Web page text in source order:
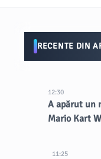
RECENTE DIN
12:30
A apărut un
Mario Kart
11:25